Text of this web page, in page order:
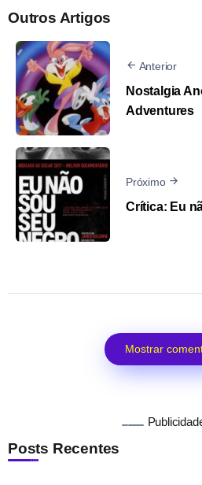
Outros Artigos
Anterior
Nostalgia
Adventures
Próximo
Crítica: Eu
Mostrar
Posts Recentes